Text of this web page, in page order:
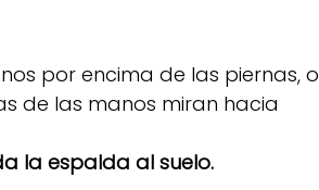
por encima de las piernas, o
de las manos miran hacia
la espalda al suelo.